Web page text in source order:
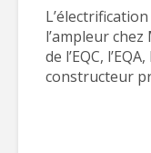
l’ampleur
de l’EQC,
constructeur